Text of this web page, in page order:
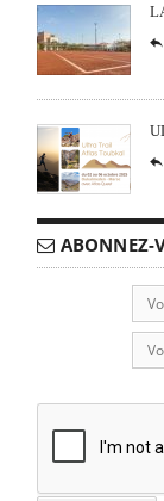


ABONNEZ-